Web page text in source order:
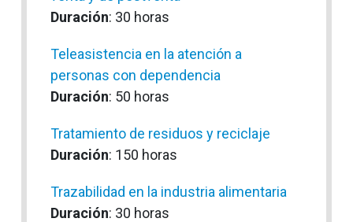
Duración: 30 horas
Teleasistencia en la atención a
personas con dependencia
Duración: 50 horas
Tratamiento de residuos y reciclaje
Duración: 150 horas
Trazabilidad en la industria alimentaria
Duración: 30 horas